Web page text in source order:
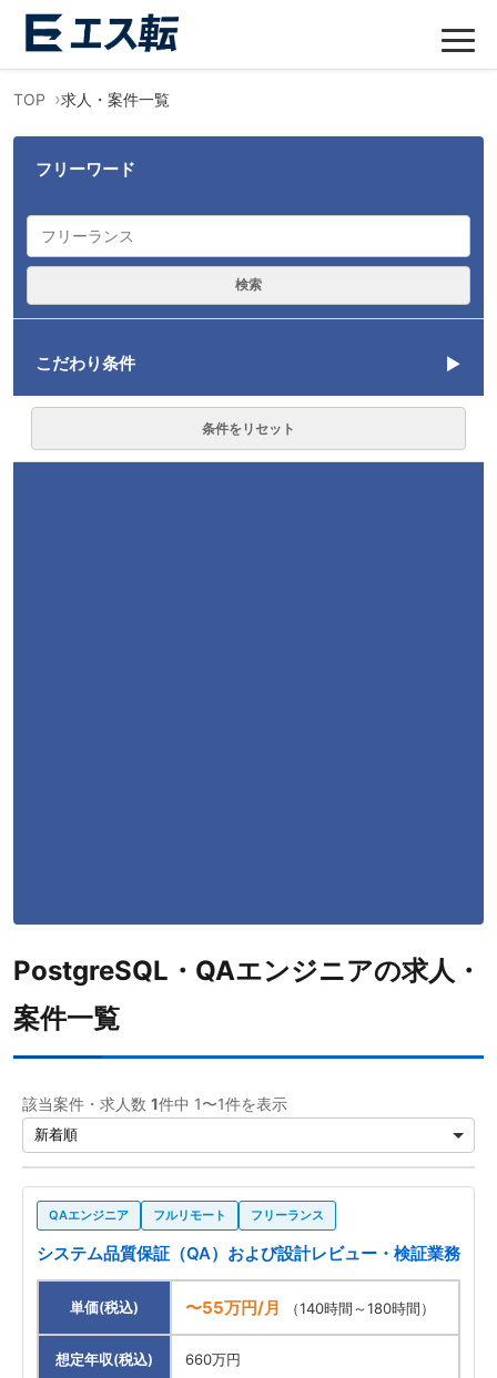
TOP 求人・案件一覧
フリーワード
検索
こだわり条件
条件をリセット
PostgreSQL・QAエンジニアの求人・
案件一覧
該当案件・求人数 1件中 1〜1件を表示
QAエンジニア フルリモート フリーランス
システム品質保証（QA）および設計レビュー・検証業務
単価(税込) 〜55万円/月 （140時間～180時間）
想定年収(税込) 660万円